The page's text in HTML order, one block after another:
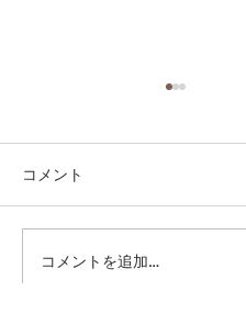
第41回日本クラブユ
コメント
コメントを追加…